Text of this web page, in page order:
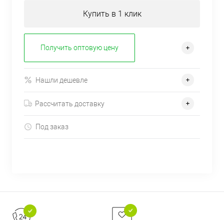
Купить в 1 клик
Получить оптовую цену
Нашли дешевле
Рассчитать доставку
Под заказ